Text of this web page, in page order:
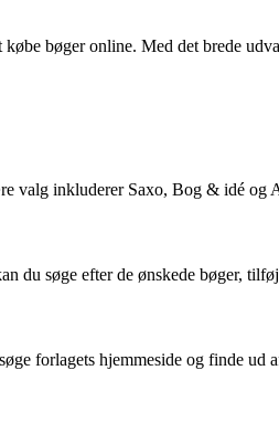
bøger online. Med det brede
valg inkluderer Saxo, Bog & idé og
du søge efter de ønskede bøger,
forlagets hjemmeside og finde